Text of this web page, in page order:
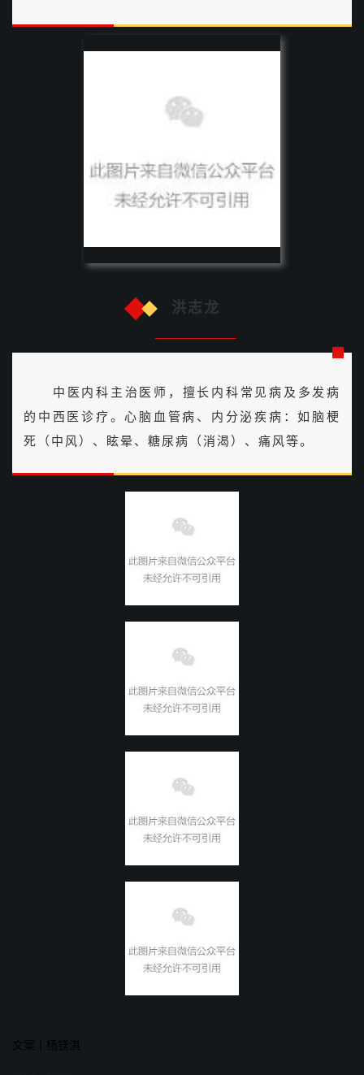
洪志龙
中医内科主治医师，擅长内科常见病及多发病
的中西医诊疗。心脑血管病、内分泌疾病：如脑梗
死（中风）、眩晕、糖尿病（消渴）、痛风等。
文案丨杨镁淇